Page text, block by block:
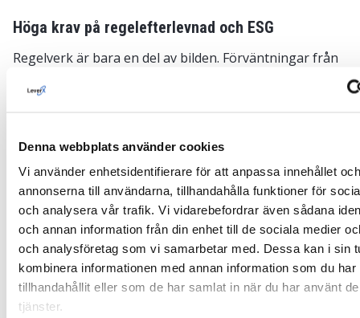
Denna webbplats använder cookies
Vi använder enhetsidentifierare för att anpassa innehållet och
annonserna till användarna, tillhandahålla funktioner för
och analysera vår trafik. Vi vidarebefordrar även sådana
och annan information från din enhet till de sociala medier
och analysföretag som vi samarbetar med. Dessa kan i sin
kombinera informationen med annan information som du har
tillhandahållit eller som de har samlat in när du har använt
tjänster.
Höga krav på regelefterlevnad och ESG
Regelverk är bara en del av bilden. Förväntningar från
stor roll. Företag förväntas kunna visa hur deras
Med regelverk som Corporate Sustainability Reporting
Directive (CSRD) och kommande krav på due diligence i
leveranskedjor är transparens inte längre frivillig.
Informationen måste vara strukturerad, konsekvent
och möjlig att verifiera.
Det innebär att företag behöver ha kontroll över:
Var råmaterial och komponenter kommer ifrån